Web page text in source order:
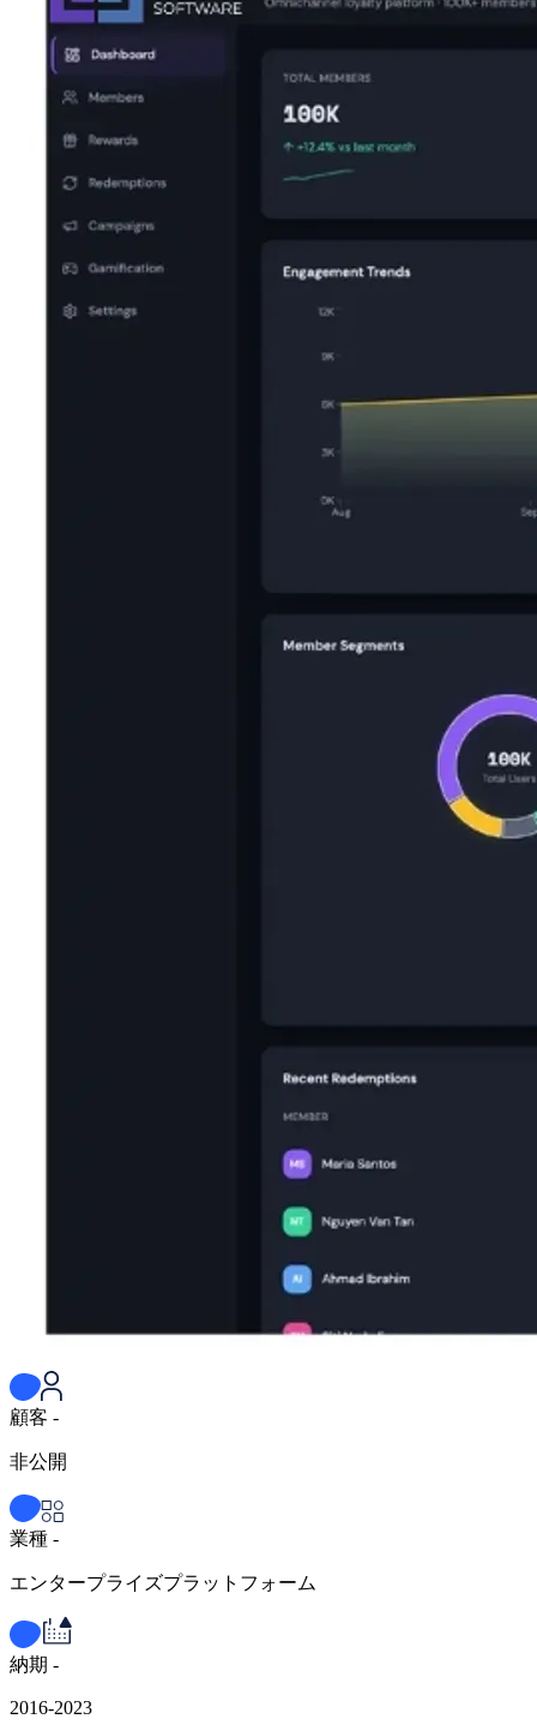
顧客 -
非公開
業種 -
エンタープライズプラットフォーム
納期 -
2016-2023